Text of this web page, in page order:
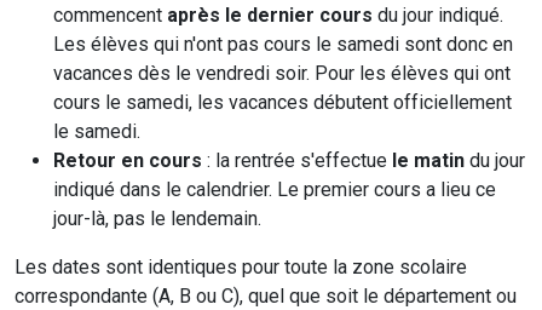
commencent après le dernier cours du jour indiqué.
Les élèves qui n'ont pas cours le samedi sont donc en
vacances dès le vendredi soir. Pour les élèves qui ont
cours le samedi, les vacances débutent officiellement
le samedi.
Retour en cours : la rentrée s'effectue le matin du jour
indiqué dans le calendrier. Le premier cours a lieu ce
jour-là, pas le lendemain.
Les dates sont identiques pour toute la zone scolaire
correspondante (A, B ou C), quel que soit le département ou